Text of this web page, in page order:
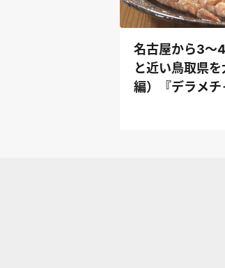
名古屋から3～
と近い鳥取県
編）『デラメチ